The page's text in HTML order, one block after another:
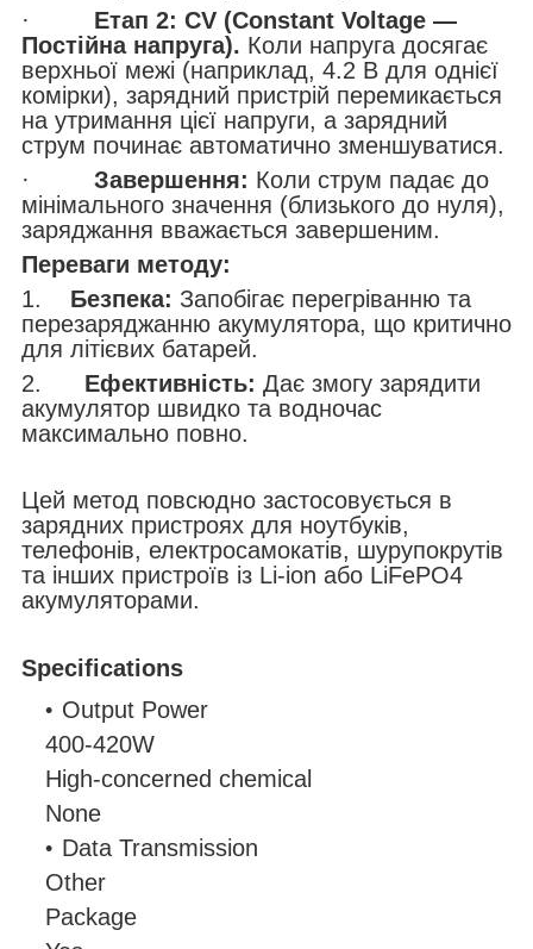
· Етап 2: CV (Constant Voltage —
Постійна напруга). Коли напруга досягає
верхньої межі (наприклад, 4.2 В для однієї
комірки), зарядний пристрій перемикається
на утримання цієї напруги, а зарядний
струм починає автоматично зменшуватися.
· Завершення: Коли струм падає до
мінімального значення (близького до нуля),
заряджання вважається завершеним.
Переваги методу:
1. Безпека: Запобігає перегріванню та
перезаряджанню акумулятора, що критично
для літієвих батарей.
2. Ефективність: Дає змогу зарядити
акумулятор швидко та водночас
максимально повно.
Цей метод повсюдно застосовується в
зарядних пристроях для ноутбуків,
телефонів, електросамокатів, шурупокрутів
та інших пристроїв із Li-ion або LiFePO4
акумуляторами.
Specifications
Output Power
400-420W
High-concerned chemical
None
Data Transmission
Other
Package